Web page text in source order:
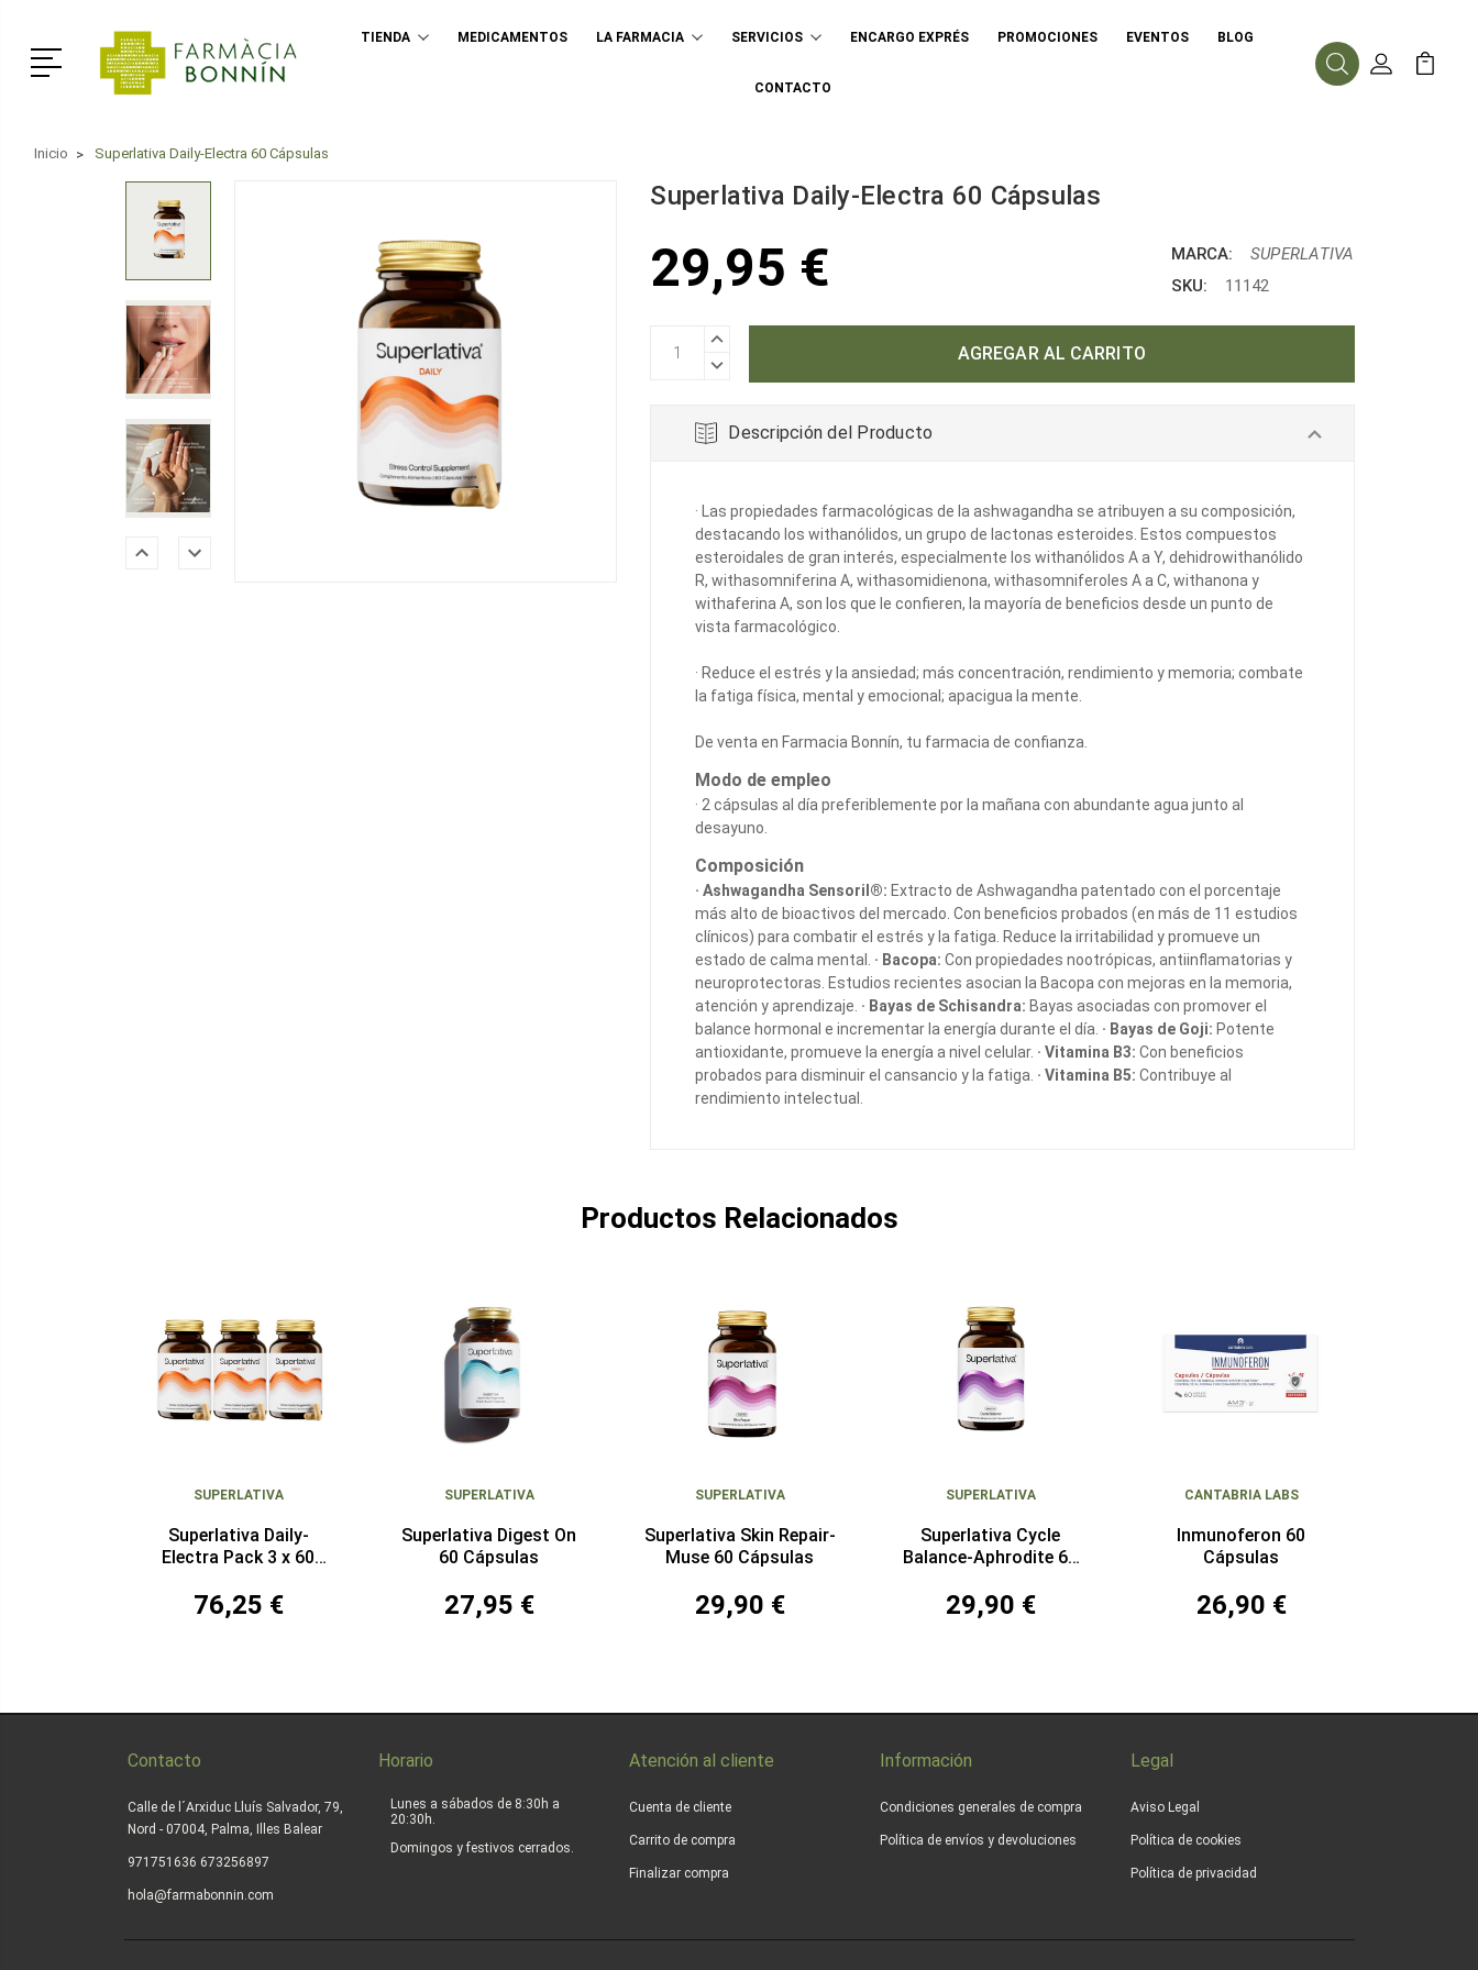
Menú
TIENDA MEDICAMENTOS LA FARMACIA SERVICIOS ENCARGO EXPRÉS PROMOCIONES EVENTOS BLOG
CONTACTO
BuscarMi Cuenta
Mi
Inicio Superlativa Daily-Electra 60 Cápsulas
Superlativa Daily-Electra 60 Cápsulas
29,95 €
AUMENTAR
DISMINUIR
CANTIDAD:
MARCA:
SUPERLATIVA
SKU:
11142
Descripción del Producto
· Las propiedades farmacológicas de la ashwagandha se atribuyen a su composición,
destacando los withanólidos, un grupo de lactonas esteroides. Estos compuestos
esteroidales de gran interés, especialmente los withanólidos A a Y, dehidrowithanólido
R, withasomniferina A, withasomidienona, withasomniferoles A a C, withanona y
withaferina A, son los que le confieren, la mayoría de beneficios desde un punto de
vista farmacológico.
· Reduce el estrés y la ansiedad; más concentración, rendimiento y memoria; combate
la fatiga física, mental y emocional; apacigua la mente.
De venta en Farmacia Bonnín, tu farmacia de confianza.
Modo de empleo
· 2 cápsulas al día preferiblemente por la mañana con abundante agua junto al
desayuno.
Composición
· Ashwagandha Sensoril®: Extracto de Ashwagandha patentado con el porcentaje
más alto de bioactivos del mercado. Con beneficios probados (en más de 11 estudios
clínicos) para combatir el estrés y la fatiga. Reduce la irritabilidad y promueve un
estado de calma mental. · Bacopa:Con propiedades nootrópicas, antiinflamatorias y
neuroprotectoras. Estudios recientes asocian la Bacopa con mejoras en la memoria,
atención y aprendizaje. · Bayas de Schisandra: Bayas asociadas con promover el
balance hormonal e incrementar la energía durante el día. · Bayas de Goji: Potente
antioxidante, promueve la energía a nivel celular. · Vitamina B3: Con beneficios
probados para disminuir el cansancio y la fatiga. · Vitamina B5: Contribuye al
rendimiento intelectual.
Productos Relacionados
SUPERLATIVA
Superlativa Daily-
Electra Pack 3 x 60
76,25 €
SUPERLATIVA
Superlativa Digest On
60 Cápsulas
27,95 €
SUPERLATIVA
Superlativa Skin Repair-
Muse 60 Cápsulas
29,90 €
SUPERLATIVA
Superlativa Cycle
Balance-Aphrodite 60
29,90 €
CANTABRIA LABS
Inmunoferon 60
Cápsulas
26,90 €
Contacto
Calle de l´Arxiduc Lluís Salvador, 79,
Nord - 07004, Palma, Illes Balear
971751636 673256897
hola@farmabonnin.com
Horario
Lunes a sábados de 8:30h a
20:30h.
Domingos y festivos cerrados.
Atención al cliente
Cuenta de cliente
Carrito de compra
Finalizar compra
Información
Condiciones generales de compra
Política de envíos y devoluciones
Legal
Aviso Legal
Política de cookies
Política de privacidad